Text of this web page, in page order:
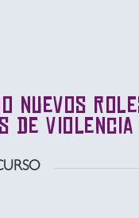
nuevos
de violencia